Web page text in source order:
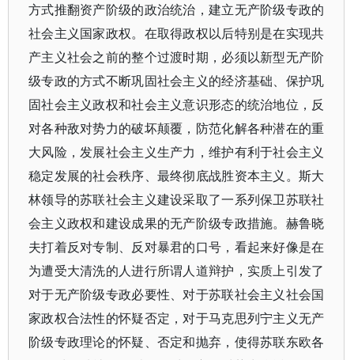
方式推翻资产阶级的政治统治，建立无产阶级专政的
社会主义国家政权。在取得政权以后特别是在实现共
产主义社会之前的整个过渡时期，必须以新型无产阶
级专政的方式不断巩固社会主义的经济基础、保护巩
固社会主义政权和社会主义意识形态的统治地位，反
对各种敌对势力的破坏颠覆，防范化解各种潜在的重
大风险，发展社会主义生产力，维护有利于社会主义
稳定发展的社会秩序、最终彻底战胜资本主义。斯大
林领导的苏联社会主义建设采取了一系列保卫苏联社
会主义政权和建设成果的无产阶级专政措施。赫鲁晓
夫打着反对专制、反对暴君的口号，看起来好像是在
为遭受大清洗的人进行所谓人道辩护，实质上引发了
对于无产阶级专政必要性、对于苏联社会主义社会国
家政权合法性的怀疑否定，对于马克思列宁主义无产
阶级专政理论的怀疑、否定和抛弃，使得苏联东欧各